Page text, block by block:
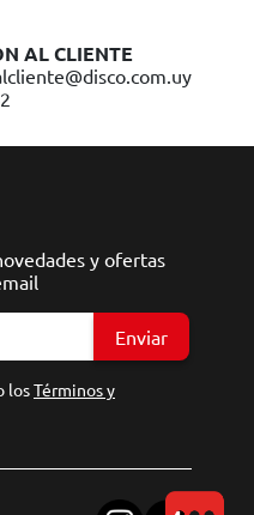
AL CLIENTE
y ofertas
Enviar
losTérminos y